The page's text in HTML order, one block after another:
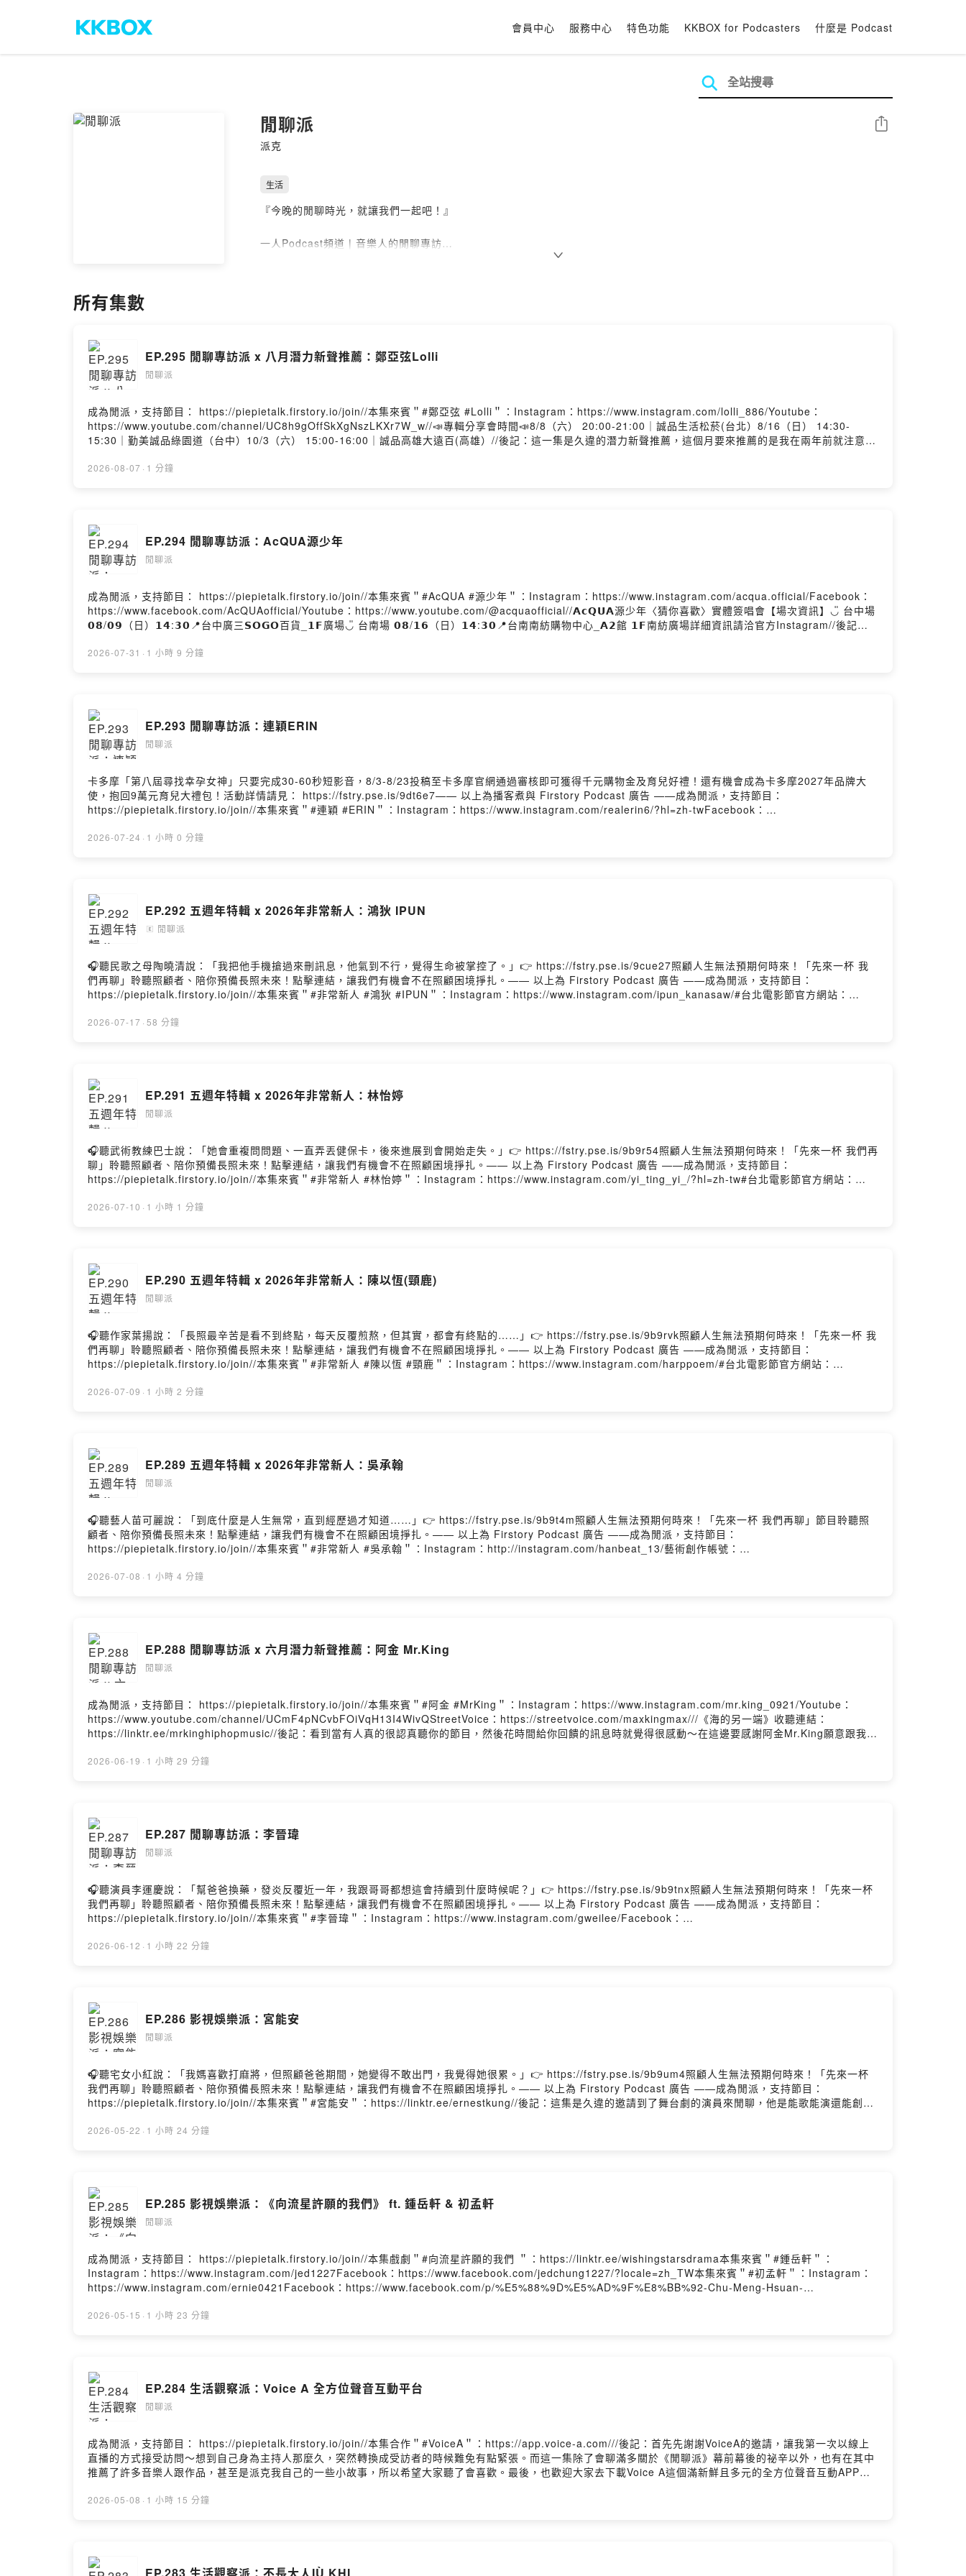
會員中心 服務中心 特色功能 KKBOX for Podcasters 什麼是 Podcast
閒聊派
派克
分享
生活
『今晚的閒聊時光，就讓我們一起吧！』
一人Podcast頻道 | 音樂人的閒聊專訪
Powered by Firstory Hosting
所有集數
EP.295 閒聊專訪派 x 八月潛力新聲推薦：鄭亞弦Lolli
閒聊派
成為閒派，支持節目： https://piepietalk.firstory.io/join//本集來賓＂#鄭亞弦 #Lolli＂：Instagram：https://www.instagram.com/lolli_886/Youtube：
https://www.youtube.com/channel/UC8h9gOffSkXgNszLKXr7W_w//📣專輯分享會時間📣8/8（六） 20:00-21:00｜誠品生活松菸(台北）8/16（日） 14:30-
15:30｜勤美誠品綠園道（台中）10/3（六） 15:00-16:00｜誠品高雄大遠百(高雄）//後記：這一集是久違的潛力新聲推薦，這個月要來推薦的是我在兩年前就注意到
都》來節目聊聊，只能說每次跟新生代的音樂人聊完天，我都更深信台灣的音樂圈不會有消失的一天！一個比一個還要有想法，一個比一個還要有特色！我已經開始期
2026-08-07 · 1 分鐘
EP.294 閒聊專訪派：AcQUA源少年
閒聊派
成為閒派，支持節目： https://piepietalk.firstory.io/join//本集來賓＂#AcQUA #源少年＂：Instagram：https://www.instagram.com/acqua.official/Facebook：
https://www.facebook.com/AcQUAofficial/Youtube：https://www.youtube.com/@acquaofficial//𝗔𝗰𝗤𝗨𝗔源少年〈猜你喜歡〉實體簽唱會【場次資訊】◡̎ 台中場
𝟬𝟴/𝟬𝟵（日）𝟭𝟰:𝟯𝟬📍台中廣三𝗦𝗢𝗚𝗢百貨_𝟭𝗙廣場◡̎ 台南場 𝟬𝟴/𝟭𝟲（日）𝟭𝟰:𝟯𝟬📍台南南紡購物中心_𝗔𝟮館 𝟭𝗙南紡廣場詳細資訊請洽官方Instagram//後記：
雖然年紀都偏小但想法都超級成熟～害我有種覺得吾家有子們初長成的感動。很期待未來團體的音樂作品能越來越AcQUA化以外，個人發展也都可以越來越多元化！
https://www.instagram.com/piepie_talk/歡迎按讚我的Facebook：https://www.facebook.com/piepietalk0708Powered by Firstory Hosting
2026-07-31 · 1 小時 9 分鐘
EP.293 閒聊專訪派：連穎ERIN
閒聊派
卡多摩「第八屆尋找幸孕女神」只要完成30-60秒短影音，8/3-8/23投稿至卡多摩官網通過審核即可獲得千元購物金及育兒好禮！還有機會成為卡多摩2027年品牌大
使，抱回9萬元育兒大禮包！活動詳情請見： https://fstry.pse.is/9dt6e7—— 以上為播客煮與 Firstory Podcast 廣告 ——成為閒派，支持節目：
https://piepietalk.firstory.io/join//本集來賓＂#連穎 #ERIN＂：Instagram：https://www.instagram.com/realerin6/?hl=zh-twFacebook：
https://www.instagram.com/hur_official_/?hl=zh-tw//後記：今天邀請到的是我目前最愛的台偶女團HUR+的成員之一，他就是連穎ERIN！這一集其實我們從錄音前
2026/08/01 20:00公布1.追蹤HUR+&連穎的官方Instagram。2.分享此篇IG貼文於限時動態並標記閒聊派帳號。（帳號須為公開，如果私人請截圖私訊或者留言在我
的限時動態，我會定期檢查陌生訊息～）3.在貼文下標記一個帳號並留言關鍵字及想說的話。PS.一個帳號只限留言一次！//歡迎追蹤我的Instagram：
https://www.instagram.com/piepie_talk/歡迎按讚我的Facebook：https://www.facebook.com/piepietalk0708各大影音收聽平台：
https://open.firstory.me/user/piepietalk/platformsPowered by Firstory Hosting
2026-07-24 · 1 小時 0 分鐘
EP.292 五週年特輯 x 2026年非常新人：鴻狄 IPUN
🄴 閒聊派
🎧聽民歌之母陶曉清說：「我把他手機搶過來刪訊息，他氣到不行，覺得生命被掌控了。」👉 https://fstry.pse.is/9cue27照顧人生無法預期何時來！「先來一杯 我
們再聊」聆聽照顧者、陪你預備長照未來！點擊連結，讓我們有機會不在照顧困境掙扎。—— 以上為 Firstory Podcast 廣告 ——成為閒派，支持節目：
https://piepietalk.firstory.io/join//本集來賓＂#非常新人 #鴻狄 #IPUN＂：Instagram：https://www.instagram.com/ipun_kanasaw/#台北電影節官方網站：
記：五周年特輯的非常新人想說有不錯的回饋，所以這週趁勝追擊再邀請一位來聊聊天。而她就是"鴻狄 IPUN"!謝謝她願意分享關於自己的生活軌跡，以及身為演員的
https://open.firstory.me/user/piepietalk/platformsPowered by Firstory Hosting
2026-07-17 · 58 分鐘
EP.291 五週年特輯 x 2026年非常新人：林怡婷
閒聊派
🎧聽武術教練巴士說：「她會重複問問題、一直弄丟健保卡，後來進展到會開始走失。」👉 https://fstry.pse.is/9b9r54照顧人生無法預期何時來！「先來一杯 我們再
聊」聆聽照顧者、陪你預備長照未來！點擊連結，讓我們有機會不在照顧困境掙扎。—— 以上為 Firstory Podcast 廣告 ——成為閒派，支持節目：
https://piepietalk.firstory.io/join//本集來賓＂#非常新人 #林怡婷＂：Instagram：https://www.instagram.com/yi_ting_yi_/?hl=zh-tw#台北電影節官方網站：
記：今天是五週年特輯的非常新人第三場，讓我們來歡迎林怡婷~怡婷應該算是我這屆唯幾個之前就有知道的新演員，畢竟她已經帶著幾部作品在各個典禮及獎項出
2026-07-10 · 1 小時 1 分鐘
EP.290 五週年特輯 x 2026年非常新人：陳以恆(頸鹿)
閒聊派
🎧聽作家葉揚說：「長照最辛苦是看不到終點，每天反覆煎熬，但其實，都會有終點的……」👉 https://fstry.pse.is/9b9rvk照顧人生無法預期何時來！「先來一杯 我
們再聊」聆聽照顧者、陪你預備長照未來！點擊連結，讓我們有機會不在照顧困境掙扎。—— 以上為 Firstory Podcast 廣告 ——成為閒派，支持節目：
https://piepietalk.firstory.io/join//本集來賓＂#非常新人 #陳以恆 #頸鹿＂：Instagram：https://www.instagram.com/harppoem/#台北電影節官方網站：
記：今天的第二位是我今年最驚豔的一位非常新人，他就是陳以恆(頸鹿)～第一次看到他的表現就是在進行曲這部電影，對於他演的蘇子讓我印象深刻！也讓我在看完
2026-07-09 · 1 小時 2 分鐘
EP.289 五週年特輯 x 2026年非常新人：吳承翰
閒聊派
🎧聽藝人苗可麗說：「到底什麼是人生無常，直到經歷過才知道……」👉 https://fstry.pse.is/9b9t4m照顧人生無法預期何時來！「先來一杯 我們再聊」節目聆聽照
顧者、陪你預備長照未來！點擊連結，讓我們有機會不在照顧困境掙扎。—— 以上為 Firstory Podcast 廣告 ——成為閒派，支持節目：
https://piepietalk.firstory.io/join//本集來賓＂#非常新人 #吳承翰＂：Instagram：http://instagram.com/hanbeat_13/藝術創作帳號：
https://www.taipeiff.taipei/Instagram：https://www.instagram.com/taipeiff/Facebook：https://www.facebook.com/TaipeiFilmFestival/?locale=zh_TW//後
https://www.facebook.com/piepietalk0708各大影音收聽平台： https://open.firstory.me/user/piepietalk/platformsPowered by Firstory Hosting
2026-07-08 · 1 小時 4 分鐘
EP.288 閒聊專訪派 x 六月潛力新聲推薦：阿金 Mr.King
閒聊派
成為閒派，支持節目： https://piepietalk.firstory.io/join//本集來賓＂#阿金 #MrKing＂：Instagram：https://www.instagram.com/mr.king_0921/Youtube：
https://www.youtube.com/channel/UCmF4pNCvbFOiVqH13I4WivQStreetVoice：https://streetvoice.com/maxkingmax///《海的另一端》收聽連結：
https://linktr.ee/mrkinghiphopmusic//後記：看到當有人真的很認真聽你的節目，然後花時間給你回饋的訊息時就覺得很感動～在這邊要感謝阿金Mr.King願意跟我交
如此！所以我就想藉由這個月的端午連假＆潛力新聲主題，好好推薦這一位不可多得的音樂人～//歡迎追蹤我的Instagram：
2026-06-19 · 1 小時 29 分鐘
EP.287 閒聊專訪派：李晉瑋
閒聊派
🎧聽演員李運慶說：「幫爸爸換藥，發炎反覆近一年，我跟哥哥都想這會持續到什麼時候呢？」👉 https://fstry.pse.is/9b9tnx照顧人生無法預期何時來！「先來一杯
我們再聊」聆聽照顧者、陪你預備長照未來！點擊連結，讓我們有機會不在照顧困境掙扎。—— 以上為 Firstory Podcast 廣告 ——成為閒派，支持節目：
https://piepietalk.firstory.io/join//本集來賓＂#李晉瑋＂：Instagram：https://www.instagram.com/gweilee/Facebook：
連結：https://rock-mobile.lnk.to/dJIGbuWa//《太陽的旋律》 實體漫畫EP4 首全新單曲對應 4 個漫畫章節含音檔、歌詞、問答、後記以及 AR 功能觀看更多限定內
李晉瑋來閒聊，首先很感謝晉瑋主動來邀請讓我可以有機會再訪問，然後我們從線上終於現場相見了～這次他帶著2026年全新概念作品《太陽的旋律》，來跟我們聊
聊這一年多來的生活過得如何，以及也討論到許多關於現在音樂產業的觀察，再來就是這一EP怎麼誕生的！如果你對搖滾還有漫畫有興趣的人，這次的跨界作品請不要
錯過！最後，有機會的話也歡迎大家去參加專場啦！//歡迎追蹤我的Instagram： https://www.instagram.com/piepie_talk/歡迎按讚我的Facebook：
https://www.facebook.com/piepietalk0708各大影音收聽平台： https://open.firstory.me/user/piepietalk/platformsPowered by Firstory Hosting
2026-06-12 · 1 小時 22 分鐘
EP.286 影視娛樂派：宮能安
閒聊派
🎧聽宅女小紅說：「我媽喜歡打麻將，但照顧爸爸期間，她變得不敢出門，我覺得她很累。」👉 https://fstry.pse.is/9b9um4照顧人生無法預期何時來！「先來一杯
我們再聊」聆聽照顧者、陪你預備長照未來！點擊連結，讓我們有機會不在照顧困境掙扎。—— 以上為 Firstory Podcast 廣告 ——成為閒派，支持節目：
https://piepietalk.firstory.io/join//本集來賓＂#宮能安＂：https://linktr.ee/ernestkung//後記：這集是久違的邀請到了舞台劇的演員來閒聊，他是能歌能演還能創作
其實超級期待與他的交流～因為我深刻感覺到他是個很有內在跟言之有物的人！這一集都在激盪關於他這個人跟長大人這件事情，也希望大家聽完都可以有自己的一番
2026-05-22 · 1 小時 24 分鐘
EP.285 影視娛樂派：《向流星許願的我們》 ft. 鍾岳軒 & 初孟軒
閒聊派
成為閒派，支持節目： https://piepietalk.firstory.io/join//本集戲劇＂#向流星許願的我們 ＂：https://linktr.ee/wishingstarsdrama本集來賓＂#鍾岳軒＂：
Instagram：https://www.instagram.com/jed1227Facebook：https://www.facebook.com/jedchung1227/?locale=zh_TW本集來賓＂#初孟軒＂：Instagram：
https://www.instagram.com/ernie0421Facebook：https://www.facebook.com/p/%E5%88%9D%E5%AD%9F%E8%BB%92-Chu-Meng-Hsuan-
購福利售票時間：2026.05.13(三) 下午18:00(台灣時間)加購網址： https://reurl.cc/0mn4D6 備註1. 一人一票，憑票入場，未滿7歲不得入場。2. 詳細內容請見售
天過程中無私的交流及分享。最後，別忘了聽到最後～因為我們會有抽獎！！！//抽獎活動及條件如下：禮物：三組親簽明信片+拍立得時間：2026/05/21 23:59截止
2026/05/23 20:00公布1.追蹤流星&兩位演員的官方Instagram。2.分享此篇IG貼文於限時動態並標記閒聊派帳號。（帳號須為公開，如果私人請截圖私訊或者留言在
我的限時動態，我會定期檢查陌生訊息～）3.在貼文下標記一個帳號（非演員本人）並留言回答節目中所問的抽獎問題。PS.一個帳號只限留言一次！//歡迎追蹤我的
Instagram： https://www.instagram.com/piepie_talk/歡迎按讚我的Facebook：https://www.facebook.com/piepietalk0708各大影音收聽平台：
2026-05-15 · 1 小時 23 分鐘
EP.284 生活觀察派：Voice A 全方位聲音互動平台
閒聊派
成為閒派，支持節目： https://piepietalk.firstory.io/join//本集合作＂#VoiceA＂：https://app.voice-a.com///後記：首先先謝謝VoiceA的邀請，讓我第一次以線上
直播的方式接受訪問～想到自己身為主持人那麼久，突然轉換成受訪者的時候難免有點緊張。而這一集除了會聊滿多關於《閒聊派》幕前幕後的祕辛以外，也有在其中
推薦了許多音樂人跟作品，甚至是派克我自己的一些小故事，所以希望大家聽了會喜歡。最後，也歡迎大家去下載Voice A這個滿新鮮且多元的全方位聲音互動APP！
按讚我的Facebook：https://www.facebook.com/piepietalk0708各大影音收聽平台： https://open.firstory.me/user/piepietalk/platformsPowered by Firstory
2026-05-08 · 1 小時 15 分鐘